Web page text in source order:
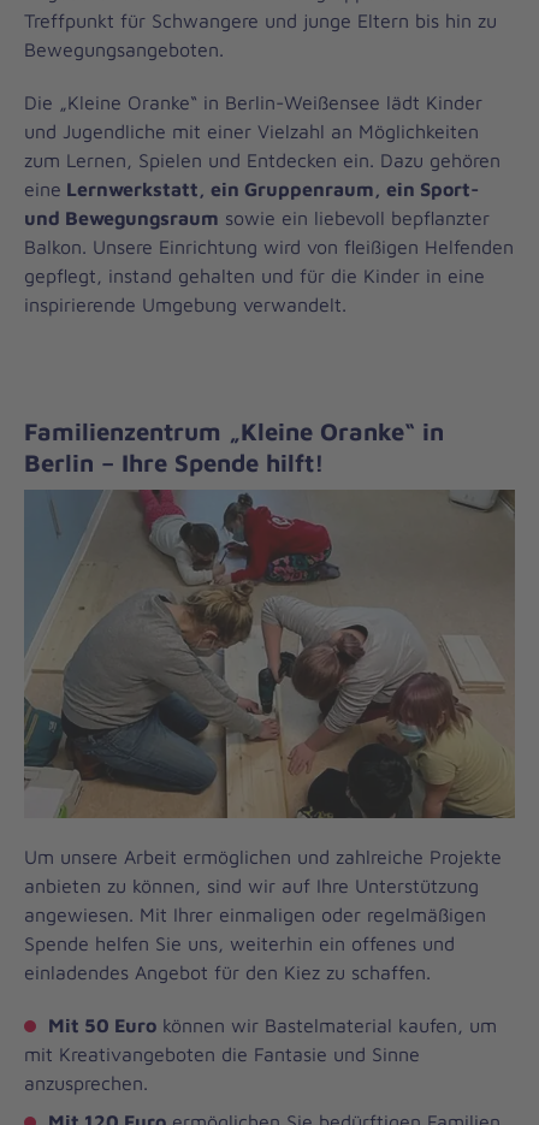
Treffpunkt für Schwangere und junge Eltern bis hin zu
Bewegungsangeboten.
Die „Kleine Oranke“ in Berlin-Weißensee lädt Kinder
und Jugendliche mit einer Vielzahl an Möglichkeiten
zum Lernen, Spielen und Entdecken ein. Dazu gehören
eine Lernwerkstatt, ein Gruppenraum, ein Sport-
und Bewegungsraum sowie ein liebevoll bepflanzter
Balkon. Unsere Einrichtung wird von fleißigen Helfenden
gepflegt, instand gehalten und für die Kinder in eine
inspirierende Umgebung verwandelt.
Familienzentrum „Kleine Oranke“ in
Berlin – Ihre Spende hilft!
Um unsere Arbeit ermöglichen und zahlreiche Projekte
anbieten zu können, sind wir auf Ihre Unterstützung
angewiesen. Mit Ihrer einmaligen oder regelmäßigen
Spende helfen Sie uns, weiterhin ein offenes und
einladendes Angebot für den Kiez zu schaffen.
Mit 50 Euro können wir Bastelmaterial kaufen, um
mit Kreativangeboten die Fantasie und Sinne
anzusprechen.